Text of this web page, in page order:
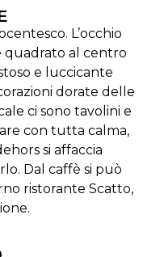
L’occhio
quadrato al centro
e luccicante
dorate delle
ci sono tavolini e
con tutta calma,
si affaccia
Dal caffè si può
ristorante Scatto,